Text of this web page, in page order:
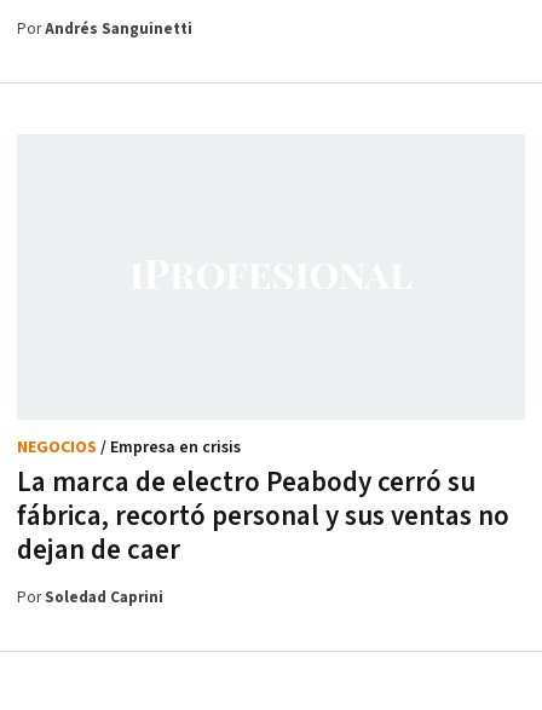
PorAndrés Sanguinetti
La marca de electro Peabody cerró su
fábrica, recortó personal y sus ventas no
dejan de caer
NEGOCIOS / Empresa en crisis
PorSoledad Caprini